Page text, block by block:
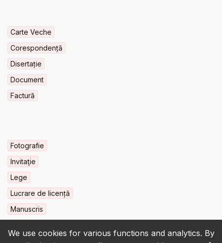
We use cookies for various functions and analytics. By
Carte Veche
Corespondență
Disertație
Document
Factură
Fotografie
Invitaţie
Lege
Lucrare de licență
Manuscris